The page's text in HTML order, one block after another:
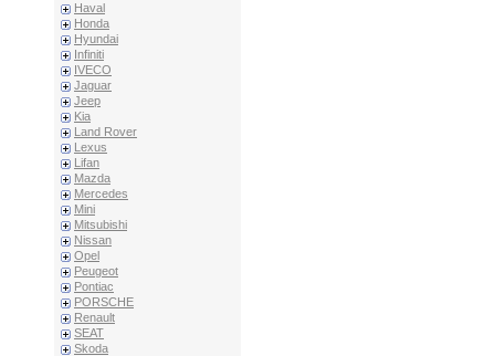
Haval
Honda
Hyundai
Infiniti
IVECO
Jaguar
Jeep
Kia
Land Rover
Lexus
Lifan
Mazda
Mercedes
Mini
Mitsubishi
Nissan
Opel
Peugeot
Pontiac
PORSCHE
Renault
SEAT
Skoda